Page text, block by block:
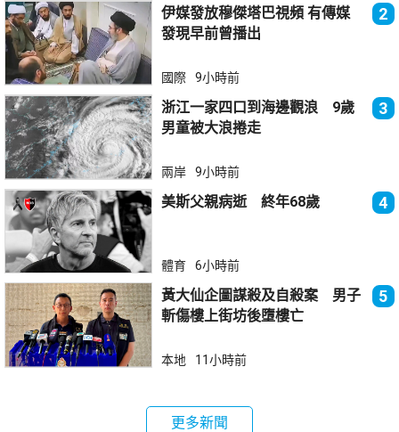
伊媒發放穆傑塔巴視頻 有傳媒
發現早前曾播出
2
國際 9小時前
浙江一家四口到海邊觀浪 9歲
男童被大浪捲走
3
兩岸 9小時前
美斯父親病逝 終年68歲 4
體育 6小時前
黃大仙企圖謀殺及自殺案 男子
斬傷樓上街坊後墮樓亡
5
本地 11小時前
更多新聞